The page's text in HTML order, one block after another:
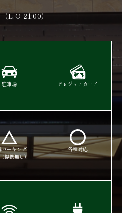
L.O 21:00）​​​​​​​
駐車場 クレジットカード
パーキング
提携無し）​​​​​​​
各種対応